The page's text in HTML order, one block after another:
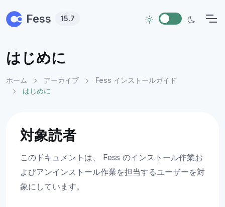
Fess 15.7
はじめに
ホーム アーカイブ
Fess インストールガイド
はじめに
対象読者
このドキュメントは、 Fess のインストール作業お
よびアンインストール作業を担当するユーザーを対
象にしています。